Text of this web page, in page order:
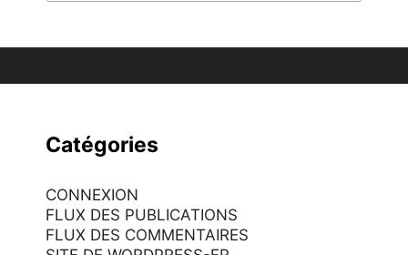
Catégories
CONNEXION
FLUX DES PUBLICATIONS
FLUX DES COMMENTAIRES